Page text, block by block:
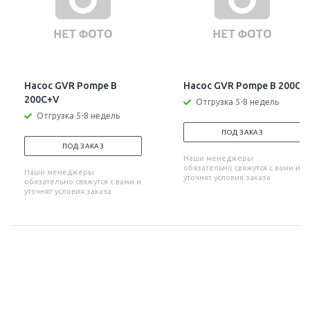
Насос GVR Pompe B
200C+V
Отгрузка 5-8 недель
ПОД ЗАКАЗ
Наши менеджеры
обязательно свяжутся с вами и
уточнят условия заказа
Насос GVR Pompe B 200C
Отгрузка 5-8 недель
ПОД ЗАКАЗ
Наши менеджеры
обязательно свяжутся с вами и
уточнят условия заказа